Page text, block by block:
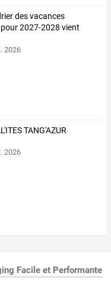
des vacances
2027-2028 vient
2026
TANG'AZUR
2026
Facile et Performante